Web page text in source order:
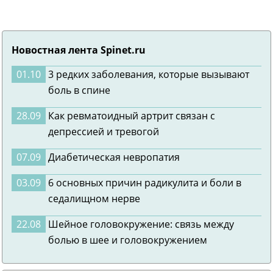
Новостная лента Spinet.ru
01.10 3 редких заболевания, которые вызывают
боль в спине
28.09 Как ревматоидный артрит связан с
депрессией и тревогой
07.09 Диабетическая невропатия
03.09 6 основных причин радикулита и боли в
седалищном нерве
22.08 Шейное головокружение: связь между
болью в шее и головокружением